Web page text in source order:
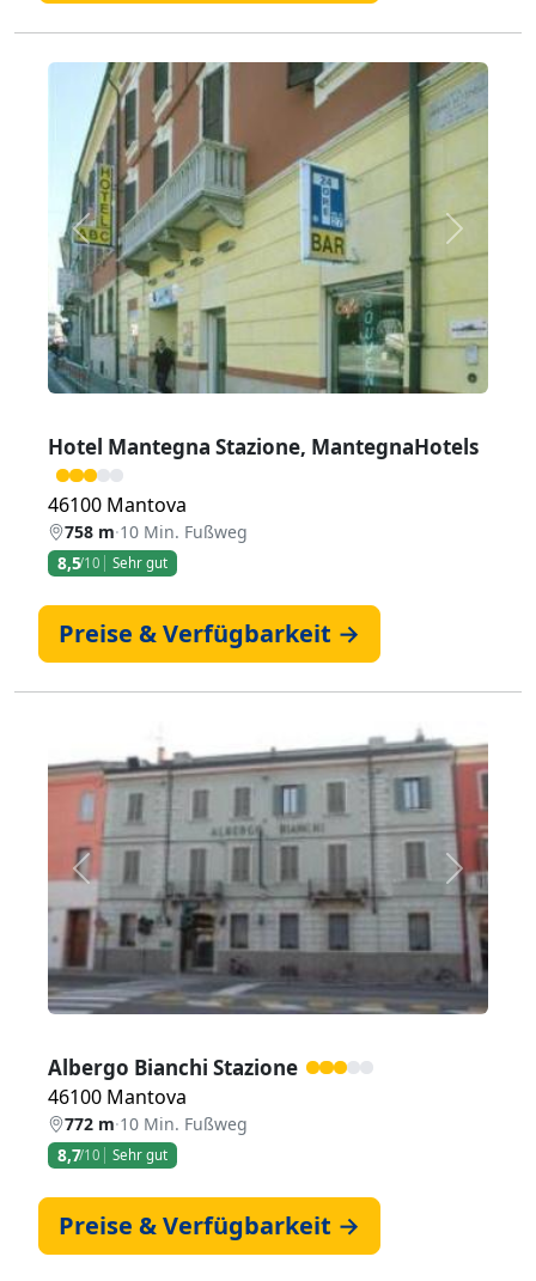
Zurück Weiter
Hotel Mantegna Stazione, MantegnaHotels
46100 Mantova
758 m·10 Min. Fußweg
8,5/10 Sehr gut
Preise & Verfügbarkeit →
Zurück Weiter
Albergo Bianchi Stazione
46100 Mantova
772 m·10 Min. Fußweg
8,7/10 Sehr gut
Preise & Verfügbarkeit →